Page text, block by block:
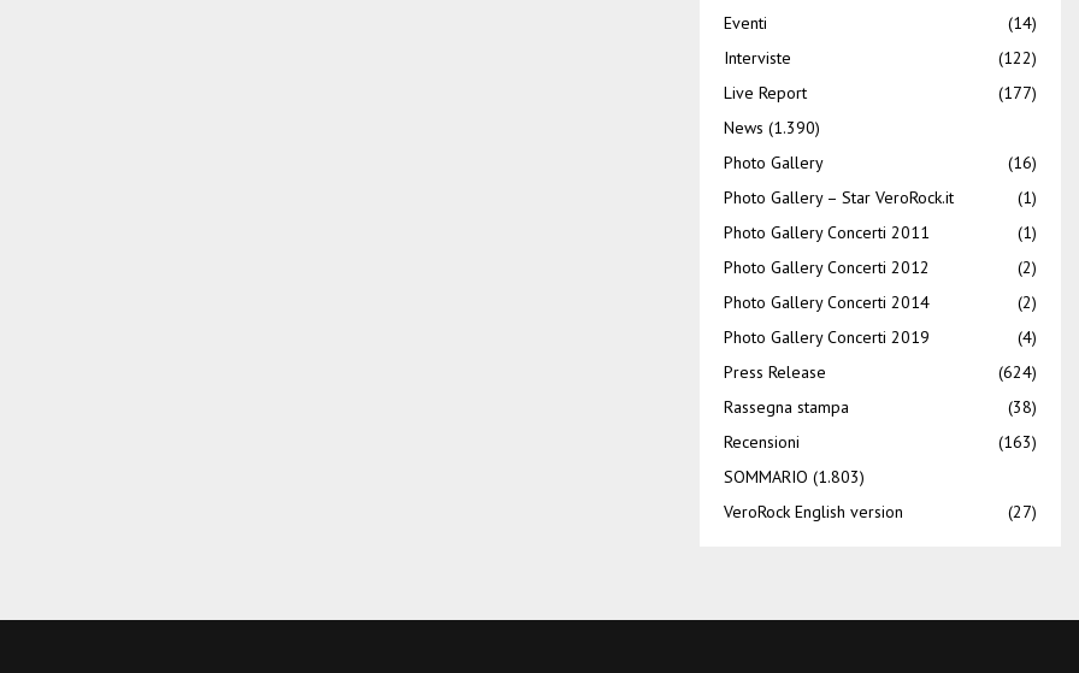
Eventi
(14)
Interviste
(122)
Live Report
(177)
News (1.390)
Photo Gallery
(16)
Photo Gallery – Star VeroRock.it
(1)
Photo Gallery Concerti 2011
(1)
Photo Gallery Concerti 2012
(2)
Photo Gallery Concerti 2014
(2)
Photo Gallery Concerti 2019
(4)
Press Release
(624)
Rassegna stampa
(38)
Recensioni
(163)
SOMMARIO (1.803)
VeroRock English version
(27)